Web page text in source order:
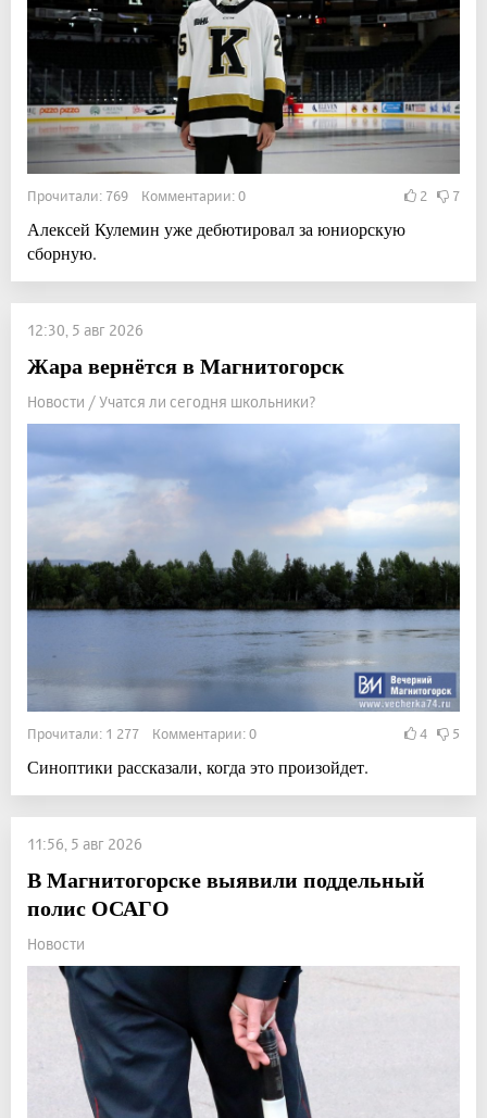
Прочитали: 769 Комментарии: 0 2 7
Алексей Кулемин уже дебютировал за юниорскую
сборную.
12:30, 5 авг 2026
Жара вернётся в Магнитогорск
Новости / Учатся ли сегодня школьники?
Прочитали: 1 277 Комментарии: 0 4 5
Синоптики рассказали, когда это произойдет.
11:56, 5 авг 2026
В Магнитогорске выявили поддельный
полис ОСАГО
Новости